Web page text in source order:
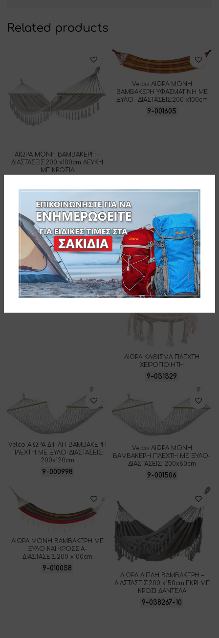
Related products
ΑΙΩΡΑ ΜΟΝΗ ΒΑΜΒΑΚΕΡΗ –
ΔΙΑΣΤΑΣΕΙΣ:200 x100cm ΛΕΥΚΗ
ΜΕ ΚΡΟΣΙΑ
Velco ΑΙΩΡΑ ΜΟΝΗ
ΒΑΜΒΑΚΕΡΗ ΥΦΑΣΜΑΤΙΝΗ ΜΕ
ΞΥΛΟ- ΔΙΑΣΤΑΣΕΙΣ:200 x100cm
9-001605
ΑΙΩΡΑ ΜΟΝΗ PARACHUTE ΣΕ
ΣΑΚΟΥΛΑΚΙ- ΔΙΑΣΤΑΣΕΙΣ:275 x140
cm
9-016098
ΑΙΩΡΑ ΚΑΘΙΣΜΑ ΠΛΕΧΤΗ
ΧΕΙΡΟΠΟΙΗΤΗ
9-031329
Velco ΑΙΩΡΑ ΔΙΠΛΗ ΒΑΜΒΑΚΕΡΗ
ΠΛΕΧΤΗ ΜΕ ΞΥΛΟ-ΔΙΑΣΤΑΣΕΙΣ:
200x120cm
9-000998
Velco ΑΙΩΡΑ ΜΟΝΗ
ΒΑΜΒΑΚΕΡΗ ΠΛΕΧΤΗ ΜΕ ΞΥΛΟ-
ΔΙΑΣΤΑΣΕΙΣ: 200x80cm
9-001506
ΑΙΩΡΑ ΜΟΝΗ ΒΑΜΒΑΚΕΡΗ ΜΕ
ΞΥΛΟ ΚΑΙ ΚΡΟΣΣΙΑ-
ΔΙΑΣΤΑΣΕΙΣ:200 x100cm
9-010058
ΑΙΩΡΑ ΔΙΠΛΗ ΒΑΜΒΑΚΕΡΗ –
ΔΙΑΣΤΑΣΕΙΣ:200 x150cm ΓΚΡΙ ΜΕ
ΚΡΟΣΙ ΔΑΝΤΕΛΑ
9-038267-10